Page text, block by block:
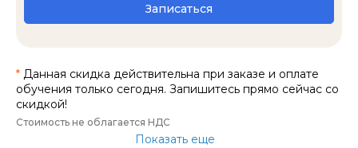
Записаться
* Данная скидка действительна при заказе и оплате
обучения только сегодня. Запишитесь прямо сейчас со
скидкой!
Стоимость не облагается НДС
Показать еще